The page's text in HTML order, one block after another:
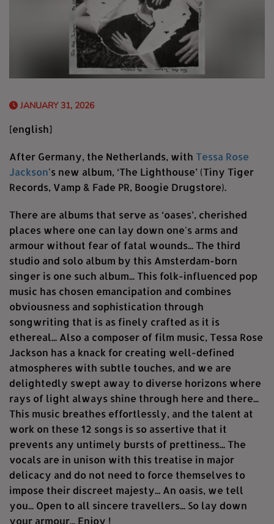
JANUARY 31, 2026
[english]
After Germany, the Netherlands, with Tessa Rose
Jackson's new album, ‘The Lighthouse’ (Tiny Tiger
Records, Vamp & Fade PR, Boogie Drugstore).
There are albums that serve as ‘oases’, cherished
places where one can lay down one's arms and
armour without fear of fatal wounds... The third
studio and solo album by this Amsterdam-born
singer is one such album... This folk-influenced pop
music has chosen emancipation and combines
obviousness and sophistication through
songwriting that is as finely crafted as it is
ethereal... Also a composer of film music, Tessa Rose
Jackson has a knack for creating well-defined
atmospheres with subtle touches, and we are
delightedly swept away to diverse horizons where
rays of light always shine through here and there...
This music breathes effortlessly, and the talent at
work on these 12 songs is so assertive that it
prevents any untimely bursts of prettiness... The
vocals are in unison with this treatise in major
delicacy and do not need to force themselves to
impose their discreet majesty... An oasis, we tell
you... Open to all sincere travellers... So lay down
your armour... Enjoy !